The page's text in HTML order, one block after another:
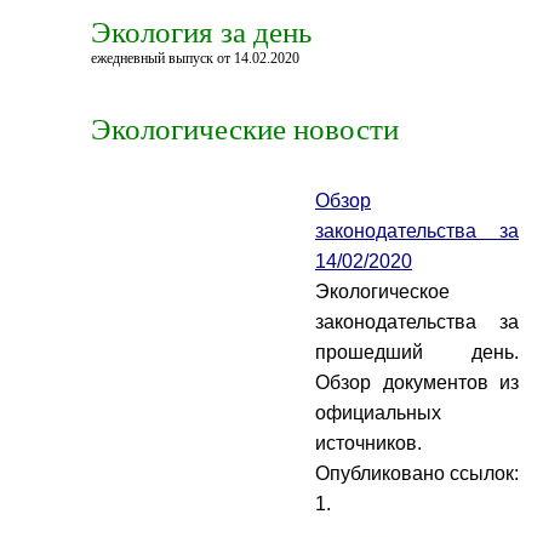
Экология за день
ежедневный выпуск от 14.02.2020
Экологические новости
Обзор
законодательства за
14/02/2020
Экологическое
законодательства за
прошедший день.
Обзор документов из
официальных
источников.
Опубликовано ссылок:
1.